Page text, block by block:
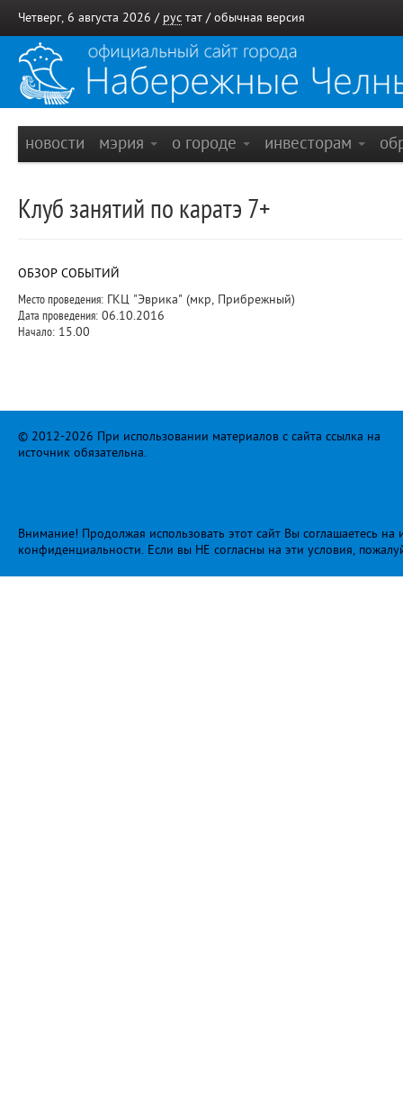
Четверг, 6 августа 2026 / рус тат / обычная версия
новости мэрия о городе инвесторам
Клуб занятий по каратэ 7+
ОБЗОР СОБЫТИЙ
Место проведения: ГКЦ "Эврика" (мкр, Прибрежный)
Дата проведения: 06.10.2016
Начало: 15.00
© 2012-2026 При использовании материалов с сайта ссылка на
источник обязательна.
Внимание! Продолжая использовать этот сайт Вы соглашаетесь
конфиденциальности. Если вы НЕ согласны на эти условия,